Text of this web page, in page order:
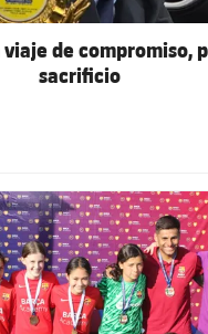
de compromiso,
sacrificio
FCB Barcelona